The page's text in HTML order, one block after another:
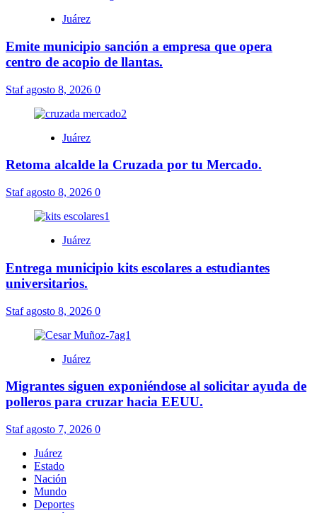
Juárez
Emite municipio sanción a empresa que opera
centro de acopio de llantas.
Stafagosto 8, 2026 0
Juárez
Retoma alcalde la Cruzada por tu Mercado.
Stafagosto 8, 2026 0
Juárez
Entrega municipio kits escolares a estudiantes
universitarios.
Stafagosto 8, 2026 0
Juárez
Migrantes siguen exponiéndose al solicitar ayuda de
polleros para cruzar hacia EEUU.
Stafagosto 7, 2026 0
Juárez
Estado
Nación
Mundo
Deportes